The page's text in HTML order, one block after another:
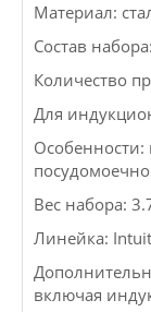
Материал:
Состав
Количество
Для
Особенности:
Вес набора:
Линейка:
включая